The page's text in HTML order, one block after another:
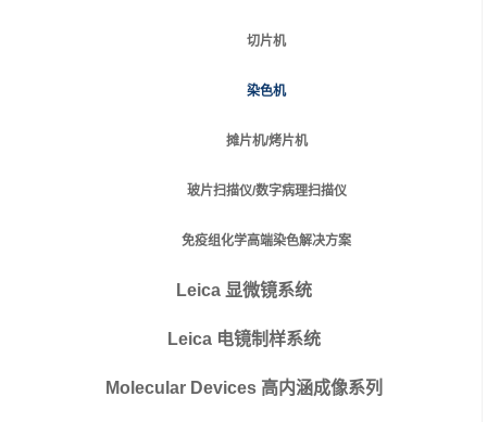
切片机
染色机
摊片机/烤片机
玻片扫描仪/数字病理扫描仪
免疫组化学高端染色解决方案
Leica 显微镜系统
Leica 电镜制样系统
Molecular Devices 高内涵成像系列